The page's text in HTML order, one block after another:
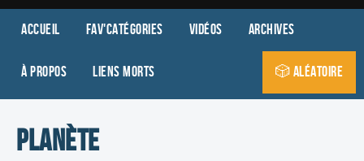
Accueil Fav'Catégories Vidéos Archives
À propos Liens morts 🎲 Aléatoire
planète